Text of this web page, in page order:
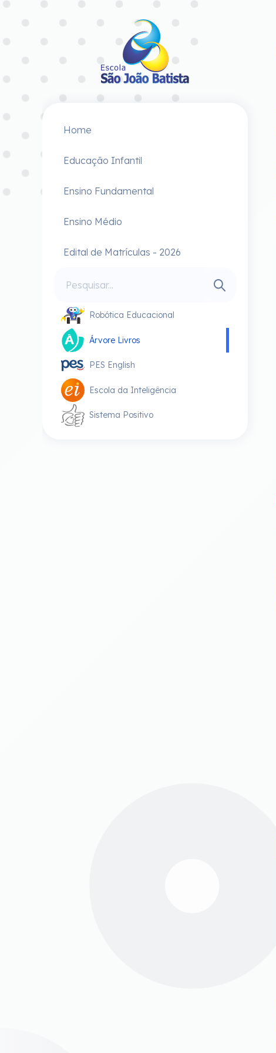
Home
Educação Infantil
Ensino Fundamental
Ensino Médio
Edital de Matrículas - 2026
Robótica Educacional
Árvore Livros
PES English
Escola da Inteligência
Sistema Positivo